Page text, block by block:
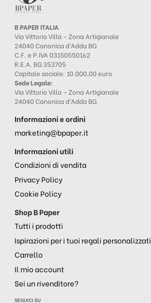
B PAPER ITALIA
Via Vittorio Villa – Zona Artigianale
24040 Canonica d’Adda BG
C.F. e P.IVA 03150550162
R.E.A. BG 353705
Capitale sociale: 10.000,00 euro
Sede Legale:
Via Vittorio Villa – Zona Artigianale
24040 Canonica d’Adda BG
Informazioni e ordini
marketing@bpaper.it
Informazioni utili
Condizioni di vendita
Privacy Policy
Cookie Policy
Shop B Paper
Tutti i prodotti
Ispirazioni per i tuoi regali personalizzati
Carrello
Il mio account
Sei un rivenditore?
SEGUICI SU